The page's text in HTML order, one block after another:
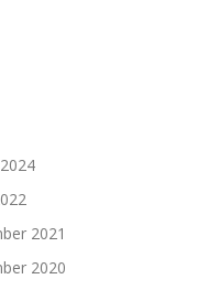
2021
2020